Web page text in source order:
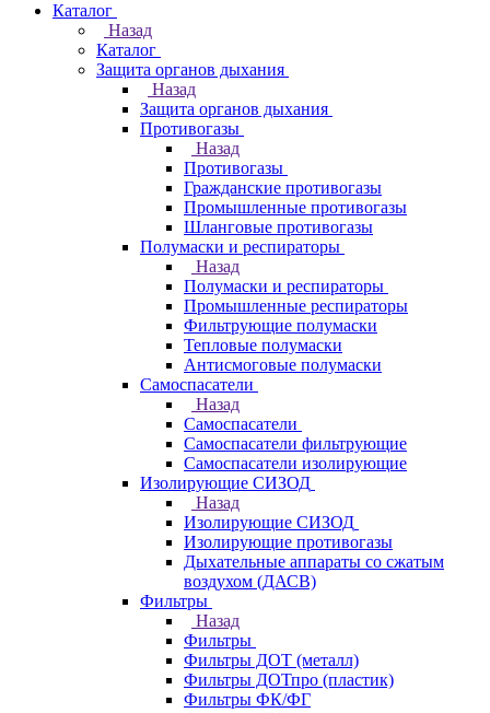
Каталог
Назад
Каталог
Защита органов дыхания
Назад
Защита органов дыхания
Противогазы
Назад
Противогазы
Гражданские противогазы
Промышленные противогазы
Шланговые противогазы
Полумаски и респираторы
Назад
Полумаски и респираторы
Промышленные респираторы
Фильтрующие полумаски
Тепловые полумаски
Антисмоговые полумаски
Самоспасатели
Назад
Самоспасатели
Самоспасатели фильтрующие
Самоспасатели изолирующие
Изолирующие СИЗОД
Назад
Изолирующие СИЗОД
Изолирующие противогазы
Дыхательные аппараты со сжатым
воздухом (ДАСВ)
Фильтры
Назад
Фильтры
Фильтры ДОТ (металл)
Фильтры ДОТпро (пластик)
Фильтры ФК/ФГ